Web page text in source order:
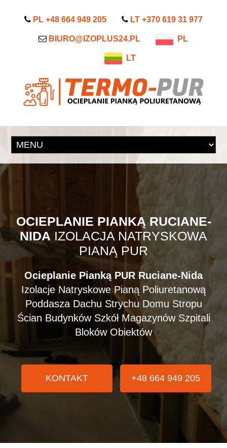
PL +48 664 949 205 LT +370 619 31 977
BIURO@IZOPLUS24.PL PL
LT
OCIEPLANIE PIANKĄ RUCIANE-
NIDA IZOLACJA NATRYSKOWA
PIANĄ PUR
Ocieplanie Pianką PUR Ruciane-Nida
Izolacje Natryskowe Pianą Poliuretanową
Poddasza Dachu Strychu Domu Stropu
Ścian Budynków Szkół Magazynów Szpitali
Bloków Obiektów
KONTAKT +48 664 949 205